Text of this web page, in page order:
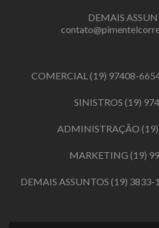
DEMAIS
COMERCIAL (19) 97408-
SINISTROS (19)
ADMINISTRAÇÃO
MARKETING (19)
DEMAIS ASSUNTOS (19) 3833-